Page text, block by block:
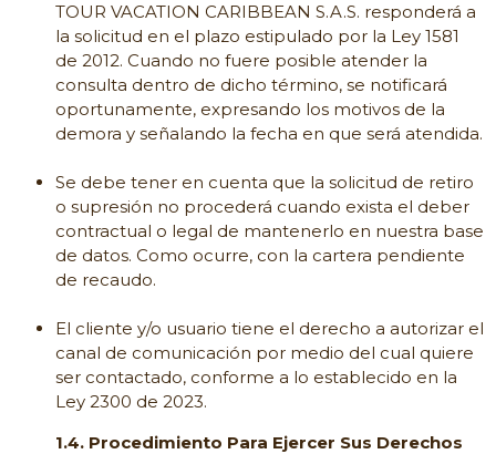
TOUR VACATION CARIBBEAN S.A.S. responderá a
la solicitud en el plazo estipulado por la Ley 1581
de 2012. Cuando no fuere posible atender la
consulta dentro de dicho término, se notificará
oportunamente, expresando los motivos de la
demora y señalando la fecha en que será atendida.
Se debe tener en cuenta que la solicitud de retiro
o supresión no procederá cuando exista el deber
contractual o legal de mantenerlo en nuestra base
de datos. Como ocurre, con la cartera pendiente
de recaudo.
El cliente y/o usuario tiene el derecho a autorizar el
canal de comunicación por medio del cual quiere
ser contactado, conforme a lo establecido en la
Ley 2300 de 2023.
1.4. Procedimiento Para Ejercer Sus Derechos